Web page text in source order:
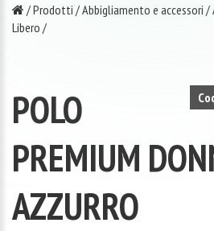
/Prodotti /Abbigliamento e accessori /
Libero /
POLO
PREMIUM
AZZURRO